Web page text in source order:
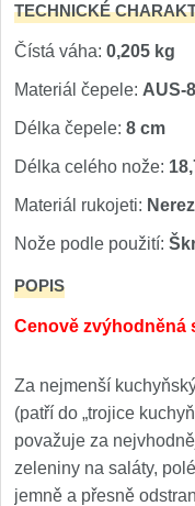
Kuchyňské
2
Zavírací nože
Taktické 3
Turistické
Taktické
Outdoorové 10
TECHNICKÉ
Čístá váha: 0,205 kg
Materiál čepele: AUS-8
Délka čepele: 8 cm
Délka celého nože:
Materiál rukojeti:
Nože podle použití:
POPIS
Cenově zvýhodněná
Za nejmenší
(patří do „trojice
považuje za
zeleniny na saláty,
jemně a přesně